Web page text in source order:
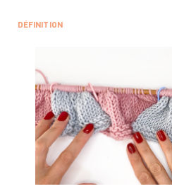
DÉFINITION